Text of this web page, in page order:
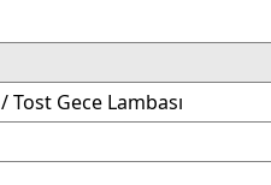
Gece Lambası